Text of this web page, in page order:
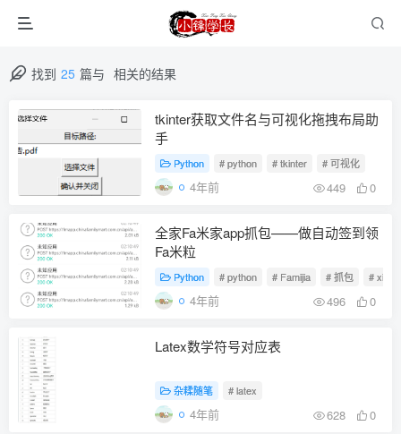
找到 25 篇与 相关的结果
tkinter获取文件名与可视化拖拽布局助
手
Python # python # tkinter # 可视化
4年前 449 0
全家Fa米家app抓包——做自动签到领
Fa米粒
Python # python # Famijia # 抓包 #
4年前 496 0
Latex数学符号对应表
杂糅随笔 # latex
4年前 628 0